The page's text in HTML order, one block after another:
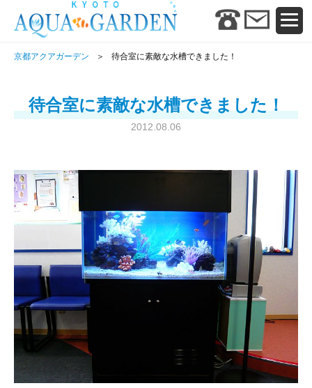
京都アクアガーデン 待合室に素敵な水槽できました！
待合室に素敵な水槽できました！
2012.08.06